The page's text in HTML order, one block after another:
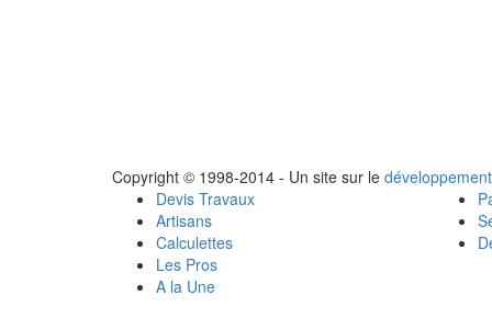
Copyright © 1998-2014 - Un site sur le
Devis Travaux
Artisans
Calculettes
Les Pros
A la Une